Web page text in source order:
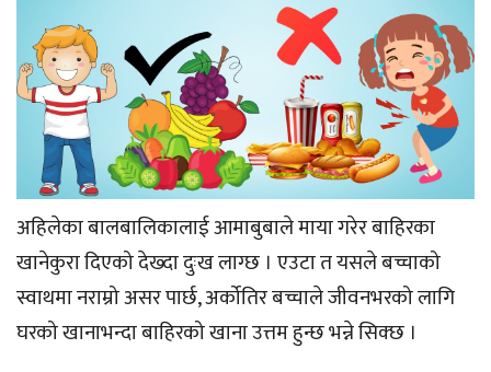
अहिलेका बालबालिकालाई आमाबुबाले माया गरेर बाहिरका
खानेकुरा दिएको देख्दा दुःख लाग्छ । एउटा त यसले बच्चाको
स्वाथमा नराम्रो असर पार्छ, अर्कोतिर बच्चाले जीवनभरको लागि
घरको खानाभन्दा बाहिरको खाना उत्तम हुन्छ भन्ने सिक्छ ।